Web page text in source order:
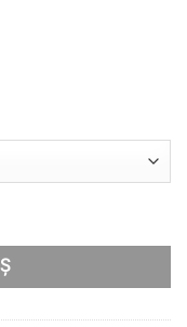
Swimbait MYSTIQUE